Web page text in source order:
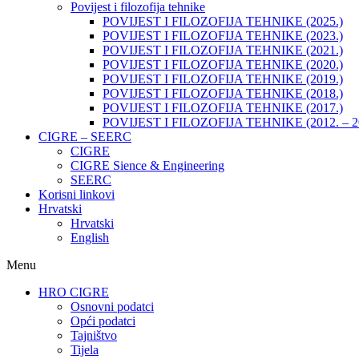
Povijest i filozofija tehnike
POVIJEST I FILOZOFIJA TEHNIKE (2025.)
POVIJEST I FILOZOFIJA TEHNIKE (2023.)
POVIJEST I FILOZOFIJA TEHNIKE (2021.)
POVIJEST I FILOZOFIJA TEHNIKE (2020.)
POVIJEST I FILOZOFIJA TEHNIKE (2019.)
POVIJEST I FILOZOFIJA TEHNIKE (2018.)
POVIJEST I FILOZOFIJA TEHNIKE (2017.)
POVIJEST I FILOZOFIJA TEHNIKE (2012. –
CIGRE – SEERC
CIGRE
CIGRE Sience & Engineering
SEERC
Korisni linkovi
Hrvatski
Hrvatski
English
Menu
HRO CIGRE
Osnovni podatci​
Opći podatci
Tajništvo
Tijela